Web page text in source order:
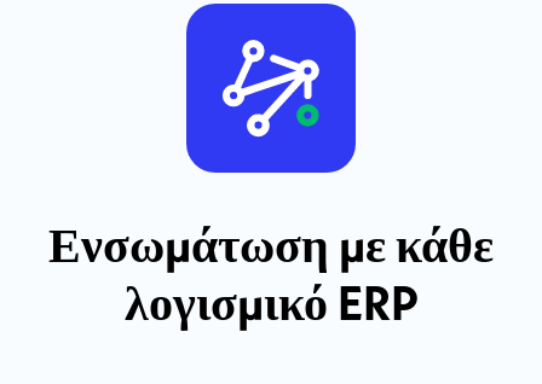
Ενσωμάτωση με κάθε
λογισμικό ERP